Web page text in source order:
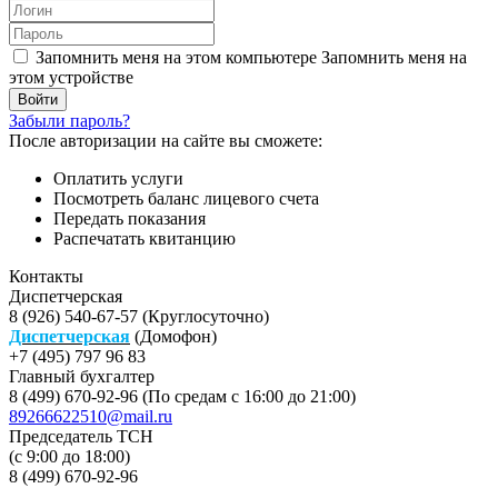
Запомнить меня на этом компьютере Запомнить меня на
этом устройстве
Забыли пароль?
После авторизации на сайте вы сможете:
Оплатить услуги
Посмотреть баланс лицевого счета
Передать показания
Распечатать квитанцию
Контакты
Диспетчерская
8 (926) 540-67-57 (Круглосуточно)
Диспетчерская (Домофон)
+7 (495) 797 96 83
Главный бухгалтер
8 (499) 670-92-96 (По средам с 16:00 до 21:00)
89266622510@mail.ru
Председатель ТСН
(с 9:00 до 18:00)
8 (499) 670-92-96